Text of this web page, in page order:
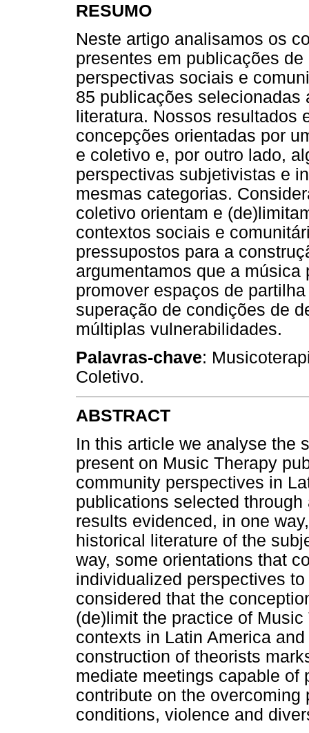
RESUMO
Neste artigo analisamos os
presentes em publicações
perspectivas sociais e
85 publicações selecionadas
literatura. Nossos resultados
concepções orientadas por
e coletivo e, por outro lado,
perspectivas subjetivistas e
mesmas categorias.
coletivo orientam e
contextos sociais e
pressupostos para a
argumentamos que a
promover espaços de
superação de condições de
múltiplas vulnerabilidades.
Palavras-chave:
Coletivo.
ABSTRACT
In this article we analyse the
present on Music Therapy
community perspectives in
publications selected
results evidenced, in one
historical literature of the
way, some orientations that
individualized perspectives
considered that the
(de)limit the practice of
contexts in Latin America
construction of theorists
mediate meetings capable of
contribute on the
conditions, violence and